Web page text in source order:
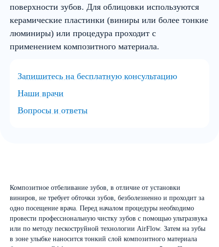
поверхности зубов. Для облицовки используются
керамические пластинки (виниры или более тонкие
люминиры) или процедура проходит с
применением композитного материала.
Запишитесь на бесплатную консультацию
Наши врачи
Вопросы и ответы
Композитное отбеливание зубов, в отличие от установки
виниров, не требует обточки зубов, безболезненно и проходит за
одно посещение врача. Перед началом процедуры необходимо
провести профессиональную чистку зубов с помощью ультразвука
или по методу пескоструйной технологии AirFlow. Затем на зубы
в зоне улыбке наносится тонкий слой композитного материала